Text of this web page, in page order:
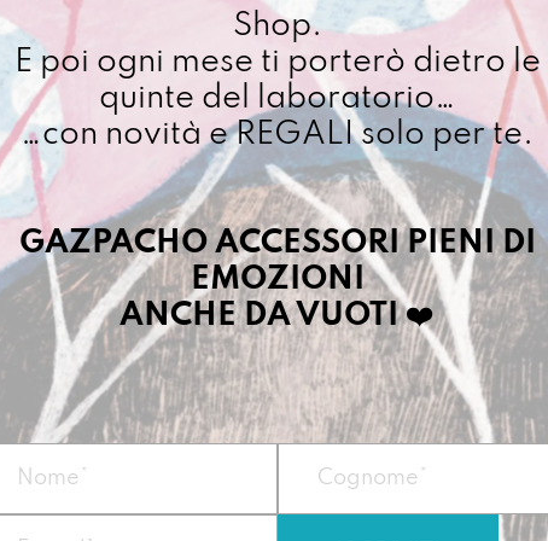
Cuciamo ogni ordine
4/5 giorni lavorativi,
importo superiore ai
Dettagli prodotto
Il
compatto dal
perde le chiavi
Vegan
Misura:7 x 11,5 x
Materiale:
recuperato o di
Peso: circa 50 g
Shop.
E poi ogni mese ti porterò dietro le
quinte del laboratorio…
…con novità e REGALI solo per te.
GAZPACHO ACCESSORI PIENI DI
EMOZIONI
ANCHE DA VUOTI❤️